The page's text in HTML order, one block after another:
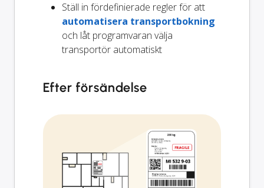
Ställ in fördefinierade regler för att
automatisera transportbokning
och låt programvaran välja
transportör automatiskt
Efter försändelse